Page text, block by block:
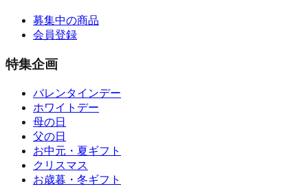
募集中の商品
会員登録
特集企画
バレンタインデー
ホワイトデー
母の日
父の日
お中元・夏ギフト
クリスマス
お歳暮・冬ギフト